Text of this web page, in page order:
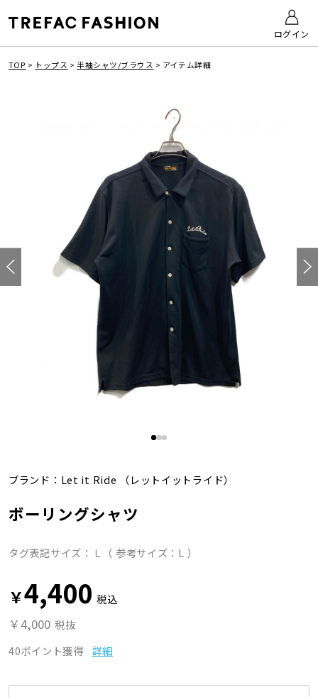
ログイン
TOP > トップス > 半袖シャツ/ブラウス > アイテム詳細
ブランド： Let it Ride （レットイットライド）
ボーリングシャツ
タグ表記サイズ：Ｌ（ 参考サイズ：L ）
￥4,400 税込
￥4,000 税抜
40ポイント獲得
詳細